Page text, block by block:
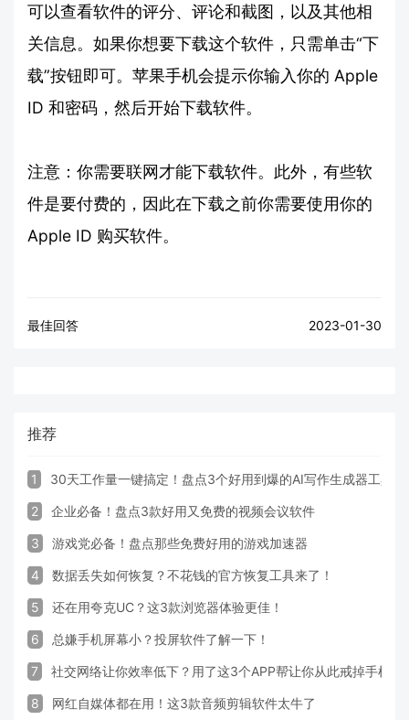
可以查看软件的评分、评论和截图，以及其他相
关信息。如果你想要下载这个软件，只需单击“下
载”按钮即可。苹果手机会提示你输入你的 Apple
ID 和密码，然后开始下载软件。
注意：你需要联网才能下载软件。此外，有些软
件是要付费的，因此在下载之前你需要使用你的
Apple ID 购买软件。
最佳回答 2023-01-30
推荐
1 30天工作量一键搞定！盘点3个好用到爆的AI写作生成器工具
2 企业必备！盘点3款好用又免费的视频会议软件
3 游戏党必备！盘点那些免费好用的游戏加速器
4 数据丢失如何恢复？不花钱的官方恢复工具来了！
5 还在用夸克UC？这3款浏览器体验更佳！
6 总嫌手机屏幕小？投屏软件了解一下！
7 社交网络让你效率低下？用了这3个APP帮让你从此戒掉手机！
8 网红自媒体都在用！这3款音频剪辑软件太牛了